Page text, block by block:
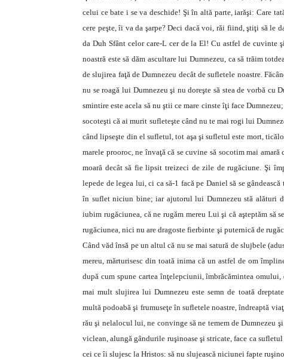
celui ce bate i se va deschide! Şi în altă parte, iarăşi: Care
cere peşte, îi va da şarpe? Deci dacă voi, răi fiind, ştiţi să
da Duh Sfânt celor care-L cer de la El! Cu astfel de cuvinte
noastră este să dăm ascultare lui Dumnezeu, ca să trăim
de slujirea faţă de Dumnezeu decât de sufletele noastre.
nu se roagă lui Dumnezeu şi nu doreşte să stea de vorbă cu
smintire este acela să nu ştii ce mare cinste îţi face
socoteşti că ai murit sufleteşte când nu te mai rogi lui
când lipseşte din el sufletul, tot aşa şi sufletul este mort,
marele prooroc, ne învaţă că se cuvine să socotim mai
moară decât să fie lipsit treizeci de zile de rugăciune. Şi
lepede de legea lui, ci ca să-1 facă pe Daniel să se
în suflet niciun bine; iar ajutorul lui Dumnezeu stă alături
iubim rugăciunea, că ne rugăm mereu Lui şi că aşteptăm să
rugăciunea, nici nu are dragoste fierbinte şi puternică de
Când văd însă pe un altul că nu se mai satură de slujbele
mereu, mărturisesc din toată inima că un astfel de om
după cum spune cartea înţelepciunii, îmbrăcămintea
mai mult slujirea lui Dumnezeu este semn de toată
multă podoabă şi frumuseţe în sufletele noastre, îndreaptă
rău şi nelalocul lui, ne convinge să ne temem de Dumnezeu
viclean, alungă gândurile ruşinoase şi stricate, face ca
cei ce îi slujesc la Hristos: să nu slujească niciunei fapte